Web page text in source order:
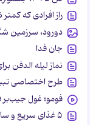
راز افرادی که
دورود، سرزمین
جان فدا
نماز لیله الدفن
طرح اختصاصی
فومو؛ غول
۵ غذای سریع و سالم برای طبیعت‌گردی